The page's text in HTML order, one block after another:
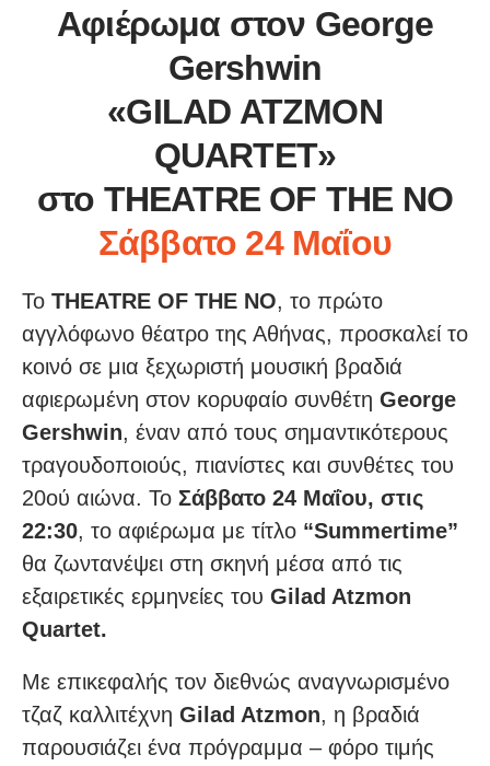
Αφιέρωμα στον George
Gershwin
«GILAD ATZMON
QUARTET»
στο THEATRE OF THE NO
Σάββατο 24 Μαΐου
Το THEATRE OF THE NO, το πρώτο
αγγλόφωνο θέατρο της Αθήνας, προσκαλεί το
κοινό σε μια ξεχωριστή μουσική βραδιά
αφιερωμένη στον κορυφαίο συνθέτη George
Gershwin, έναν από τους σημαντικότερους
τραγουδοποιούς, πιανίστες και συνθέτες του
20ού αιώνα. Το Σάββατο 24 Μαΐου, στις
22:30, το αφιέρωμα με τίτλο “Summertime”
θα ζωντανέψει στη σκηνή μέσα από τις
εξαιρετικές ερμηνείες του Gilad Atzmon
Quartet.
Με επικεφαλής τον διεθνώς αναγνωρισμένο
τζαζ καλλιτέχνη Gilad Atzmon, η βραδιά
παρουσιάζει ένα πρόγραμμα – φόρο τιμής